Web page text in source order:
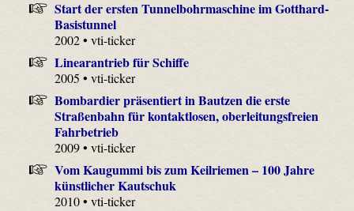
Start der ersten Tunnelbohrmaschine im Gotthard-
Basistunnel
2002 • vti-ticker
Linearantrieb für Schiffe
2005 • vti-ticker
Bombardier präsentiert in Bautzen die erste
Straßenbahn für kontaktlosen, oberleitungsfreien
Fahrbetrieb
2009 • vti-ticker
Vom Kaugummi bis zum Keilriemen – 100 Jahre
künstlicher Kautschuk
2010 • vti-ticker